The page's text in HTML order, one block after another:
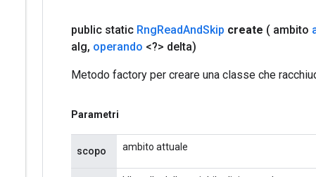
public static RngReadAndSkip create ( ambito
alg, operando <?> delta)
Metodo factory per creare una classe che
Parametri
scopo ambito attuale